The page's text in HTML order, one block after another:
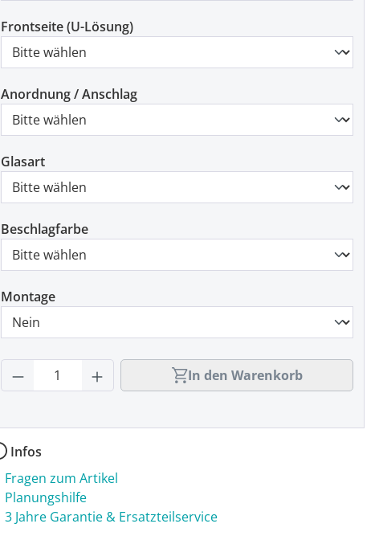
Frontseite (U-Lösung)
Anordnung / Anschlag
Glasart
Beschlagfarbe
Montage
Produkt Anzahl: Gib den gewünschten
In den Warenkorb
Infos
Fragen zum Artikel
Planungshilfe
3 Jahre Garantie & Ersatzteilservice